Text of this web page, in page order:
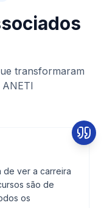
transformaram
de ver a carreira
são de
os